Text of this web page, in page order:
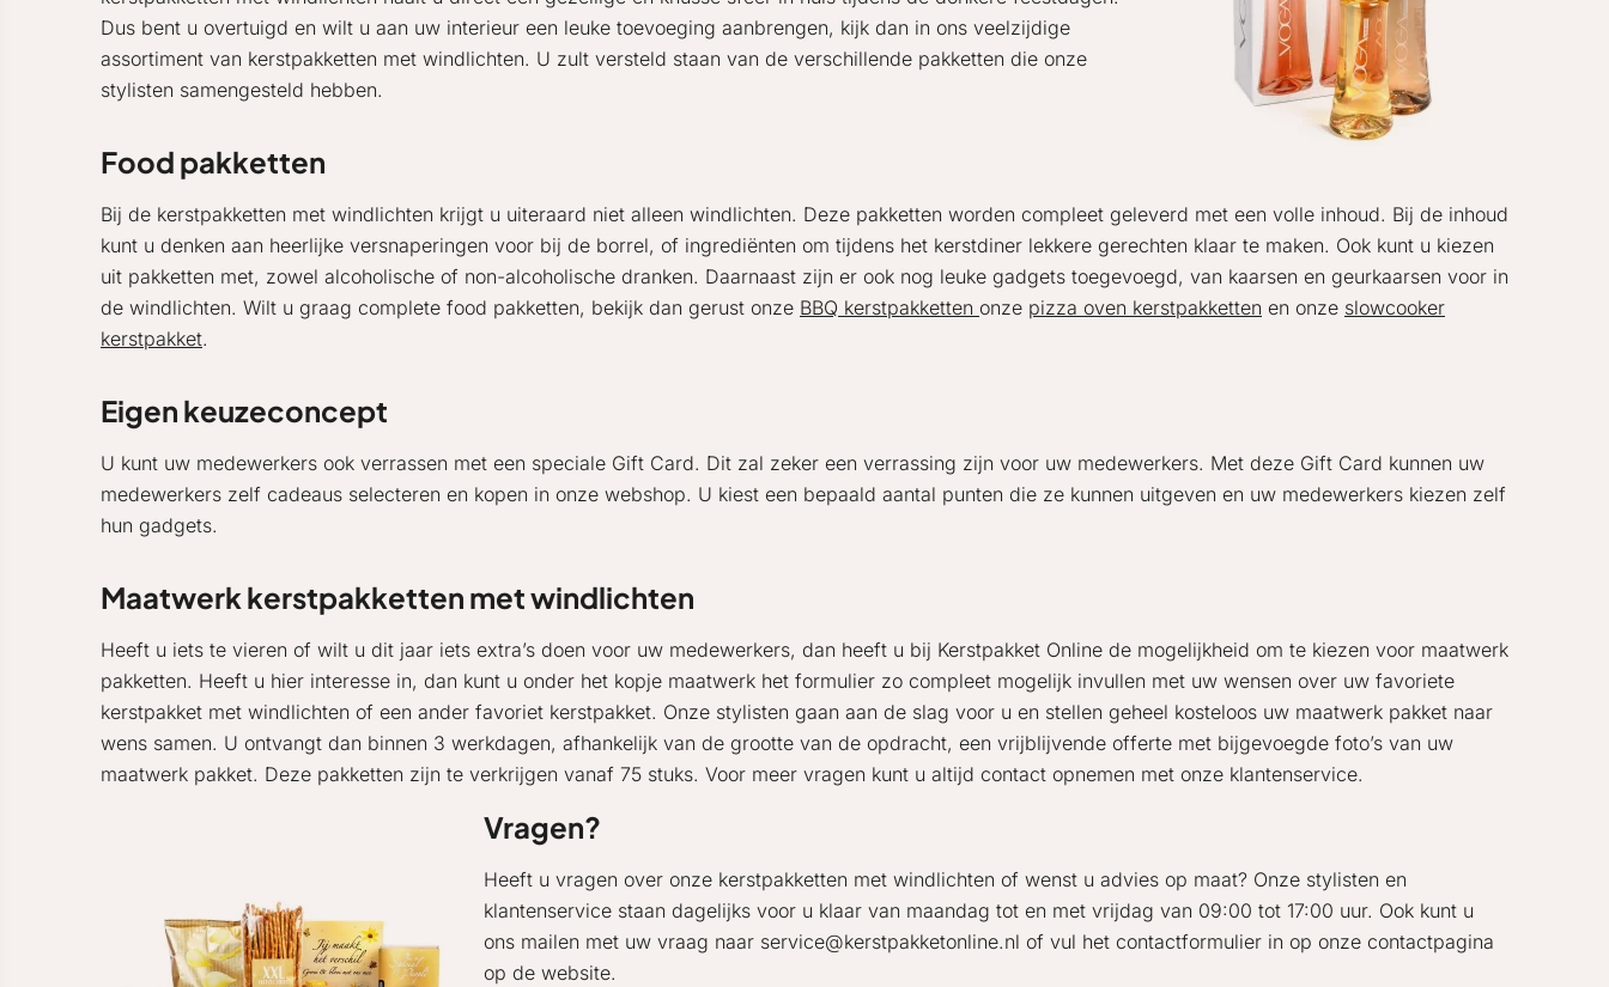
Dus bent u overtuigd en wilt u aan uw interieur een leuke toevoeging aanbrengen, kijk dan in ons veelzijdige
assortiment van kerstpakketten met windlichten. U zult versteld staan van de verschillende pakketten die onze
stylisten samengesteld hebben.
Food pakketten
Bij de kerstpakketten met windlichten krijgt u uiteraard niet alleen windlichten. Deze pakketten worden compleet geleverd met een volle inhoud. Bij de inhoud
kunt u denken aan heerlijke versnaperingen voor bij de borrel, of ingrediënten om tijdens het kerstdiner lekkere gerechten klaar te maken. Ook kunt u kiezen
uit pakketten met, zowel alcoholische of non-alcoholische dranken. Daarnaast zijn er ook nog leuke gadgets toegevoegd, van kaarsen en geurkaarsen voor in
de windlichten. Wilt u graag complete food pakketten, bekijk dan gerust onze BBQ kerstpakketten onze pizza oven kerstpakketten en onze slowcooker
kerstpakket.
Eigen keuzeconcept
U kunt uw medewerkers ook verrassen met een speciale Gift Card. Dit zal zeker een verrassing zijn voor uw medewerkers. Met deze Gift Card kunnen uw
medewerkers zelf cadeaus selecteren en kopen in onze webshop. U kiest een bepaald aantal punten die ze kunnen uitgeven en uw medewerkers kiezen zelf
hun gadgets.
Maatwerk kerstpakketten met windlichten
Heeft u iets te vieren of wilt u dit jaar iets extra’s doen voor uw medewerkers, dan heeft u bij Kerstpakket Online de mogelijkheid om te kiezen voor maatwerk
pakketten. Heeft u hier interesse in, dan kunt u onder het kopje maatwerk het formulier zo compleet mogelijk invullen met uw wensen over uw favoriete
kerstpakket met windlichten of een ander favoriet kerstpakket. Onze stylisten gaan aan de slag voor u en stellen geheel kosteloos uw maatwerk pakket naar
wens samen. U ontvangt dan binnen 3 werkdagen, afhankelijk van de grootte van de opdracht, een vrijblijvende offerte met bijgevoegde foto’s van uw
maatwerk pakket. Deze pakketten zijn te verkrijgen vanaf 75 stuks. Voor meer vragen kunt u altijd contact opnemen met onze klantenservice.
Vragen?
Heeft u vragen over onze kerstpakketten met windlichten of wenst u advies op maat? Onze stylisten en
klantenservice staan dagelijks voor u klaar van maandag tot en met vrijdag van 09:00 tot 17:00 uur. Ook kunt u
ons mailen met uw vraag naar service@kerstpakketonline.nl of vul het contactformulier in op onze contactpagina
op de website.